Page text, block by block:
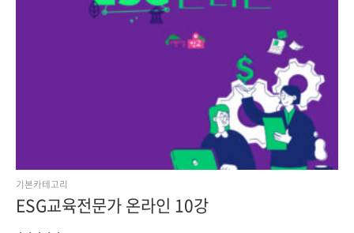
기본카테고리
ESG교육전문가 온라인 10강